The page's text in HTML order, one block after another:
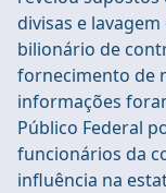
divisas e
bilionário de
fornecimento de
informações
Público Federal
funcionários da
influência na